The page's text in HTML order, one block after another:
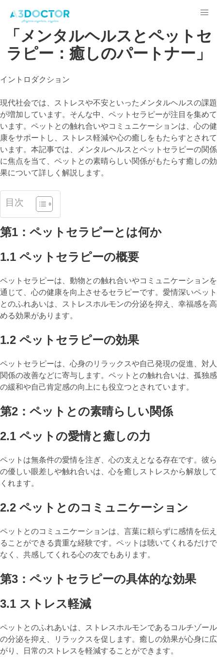
「メンタルヘルスとペットセ
ラピー：癒しのパートナー」
イントロダクション
現代社会では、ストレスや不安といったメンタルヘルスの課題
が増加しています。そんな中、ペットセラピーが注目を集めて
います。ペットとの触れ合いやコミュニケーションは、心の健
康をサポートし、ストレス軽減や心の癒しをもたらすとされて
います。本記事では、メンタルヘルスとペットセラピーの関係
に焦点を当て、ペットとの素晴らしい関係がもたらす癒しの効
果について詳しく解説します。
目次
第1：ペットセラピーとは何か
1.1 ペットセラピーの概要
ペットセラピーは、動物との触れ合いやコミュニケーションを
通じて、心の健康を向上させるセラピーです。愛情深いペット
とのふれあいは、ストレスホルモンの分泌を抑え、幸福感を高
める効果があります。
1.2 ペットセラピーの効果
ペットセラピーは、心身のリラックスや自己発現の促進、対人
関係の改善などに寄与します。ペットとの触れ合いは、孤独感
の緩和や自己肯定感の向上にも役立つとされています。
第2：ペットとの素晴らしい関係
2.1 ペットの愛情と癒しの力
ペットは無条件の愛情を注ぎ、心の支えとなる存在です。彼ら
の優しい眼差しや触れ合いは、心を癒しストレスから解放して
くれます。
2.2 ペットとのコミュニケーション
ペットとのコミュニケーションは、言葉に頼らずに感情を伝え
ることができる貴重な経験です。ペットは聴いてくれるだけで
なく、共感してくれる心の友でもあります。
第3：ペットセラピーの具体的な効果
3.1 ストレス軽減
ペットとのふれあいは、ストレスホルモンであるコルチゾール
の分泌を抑え、リラックスを促します。癒しの効果が心身に広
がり、日常のストレスを軽減することができます。